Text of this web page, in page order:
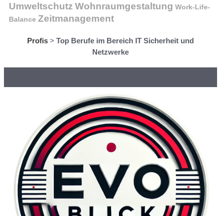
Umweltschutz Wohnraumgestaltung Work-Life-
Balance Zeitmanagement
Profis > Top Berufe im Bereich IT Sicherheit und
Netzwerke